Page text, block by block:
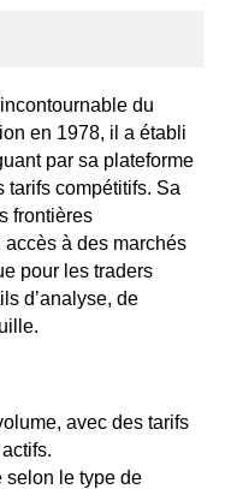
du
en 1978, il a établi
par sa plateforme
tarifs compétitifs. Sa
frontières
à des marchés
pour les traders
d’analyse, de
avec des tarifs
selon le type de